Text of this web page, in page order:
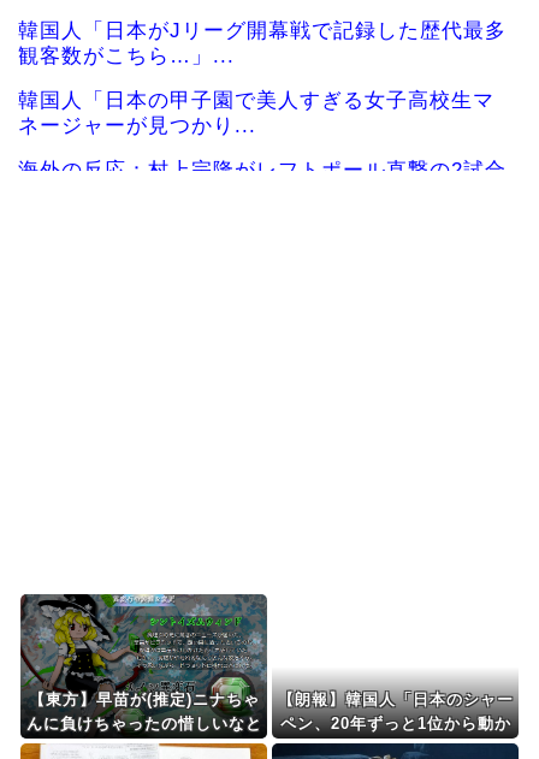
韓国人「日本がJリーグ開幕戦で記録した歴代最多
観客数がこちら…」...
韓国人「日本の甲子園で美人すぎる女子高校生マ
ネージャーが見つかり...
海外の反応：村上宗隆がレフトポール直撃の2試合
Powered by livedoor 相互RSS
【東方】早苗が(推定)ニナちゃ
んに負けちゃったの惜しいなと
思う
【朗報】韓国人「日本のシャー
ペン、20年ずっと1位から動か
ない」